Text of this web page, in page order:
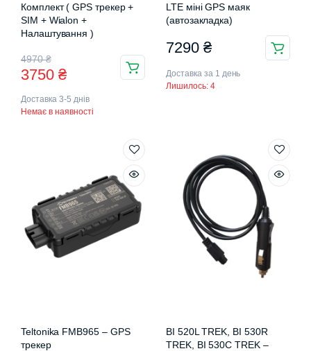
Комплект ( GPS трекер +
SIM + Wialon +
Налаштування )
4970₴
Оригінальна
ціна:
4970 ₴.
3750 ₴
Поточна
ціна:
3750 ₴.
Доставка 3-5 днів
Немає в наявності
LTE міні GPS маяк
(автозакладка)
7290 ₴
Доставка за 1 день
Лишилось: 4
Teltonika FMB965 – GPS
трекер
BI 520L TREK, BI 530R
TREK, BI 530C TREK –